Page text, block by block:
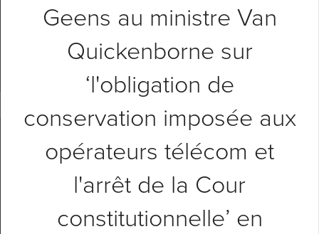
Geens au ministre Van
Quickenborne sur
‘l'obligation de
conservation imposée aux
opérateurs télécom et
l'arrêt de la Cour
constitutionnelle’ en